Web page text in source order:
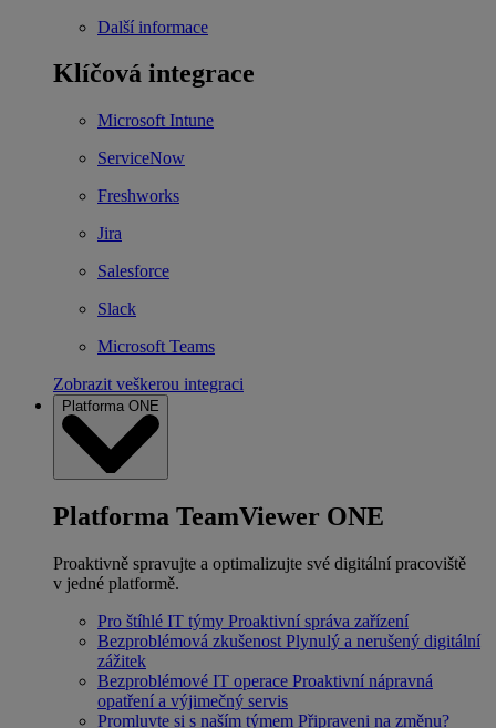
Další informace
Klíčová integrace
Microsoft Intune
ServiceNow
Freshworks
Jira
Salesforce
Slack
Microsoft Teams
Zobrazit veškerou integraci
Platforma ONE
Platforma TeamViewer ONE
Proaktivně spravujte a optimalizujte své digitální pracoviště
v jedné platformě.
Pro štíhlé IT týmy Proaktivní správa zařízení
Bezproblémová zkušenost Plynulý a nerušený digitální
zážitek
Bezproblémové IT operace Proaktivní nápravná
opatření a výjimečný servis
Promluvte si s naším týmem Připraveni na změnu?